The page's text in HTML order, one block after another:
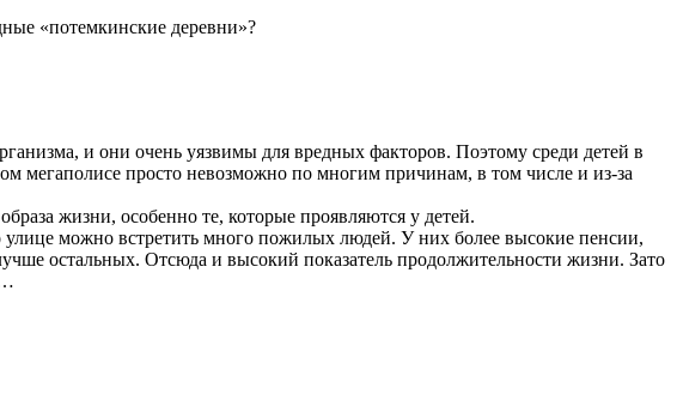
«потемкинские деревни»?
и они очень уязвимы для вредных факторов. Поэтому среди детей в
мегаполисе просто невозможно по многим причинам, в том числе и из-за
жизни, особенно те, которые проявляются у детей.
можно встретить много пожилых людей. У них более высокие пенсии,
остальных. Отсюда и высокий показатель продолжительности жизни. Зато